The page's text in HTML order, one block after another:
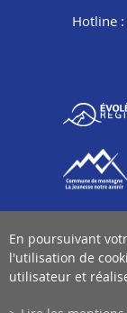
Hotline
En poursuivant
l'utilisation de
utilisateur et